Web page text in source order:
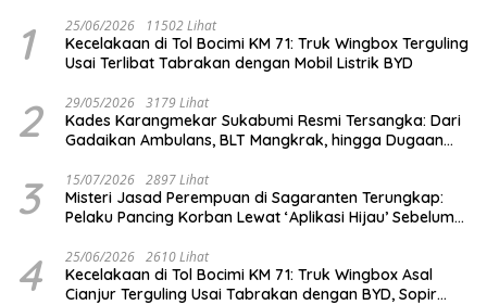
1 25/06/2026 11502 Lihat
Kecelakaan di Tol Bocimi KM 71: Truk Wingbox Terguling
Usai Terlibat Tabrakan dengan Mobil Listrik BYD
2 29/05/2026 3179 Lihat
Kades Karangmekar Sukabumi Resmi Tersangka: Dari
Gadaikan Ambulans, BLT Mangkrak, hingga Dugaan
3 15/07/2026 2897 Lihat
Misteri Jasad Perempuan di Sagaranten Terungkap:
Pelaku Pancing Korban Lewat ‘Aplikasi Hijau’ Sebelum
4 25/06/2026 2610 Lihat
Kecelakaan di Tol Bocimi KM 71: Truk Wingbox Asal
Cianjur Terguling Usai Tabrakan dengan BYD, Sopir